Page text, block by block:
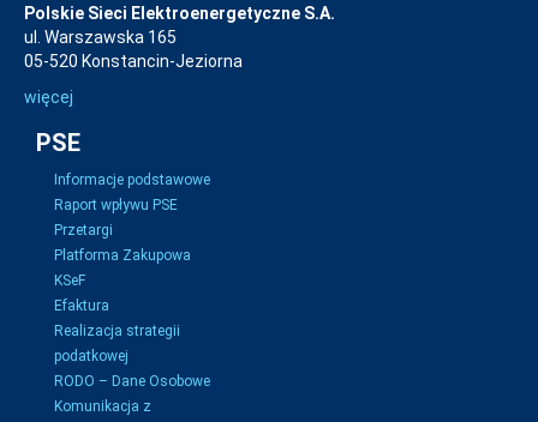
Polskie Sieci Elektroenergetyczne S.A.
ul. Warszawska 165
05-520 Konstancin-Jeziorna
więcej
PSE
Informacje podstawowe
Raport wpływu PSE
Przetargi
Platforma Zakupowa
KSeF
Efaktura
Realizacja strategii
podatkowej
RODO – Dane Osobowe
Komunikacja z